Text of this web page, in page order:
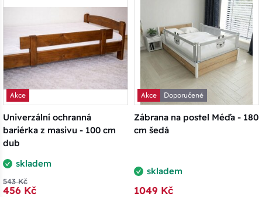
Akce
Univerzální ochranná
bariérka z masivu - 100 cm
dub
skladem
543 Kč
456 Kč
Akce
Doporučené
Zábrana na postel Méďa - 180
cm šedá
skladem
1049 Kč